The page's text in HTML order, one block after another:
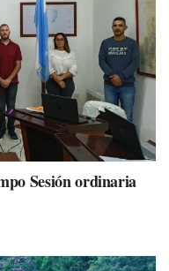
Sesión ordinaria